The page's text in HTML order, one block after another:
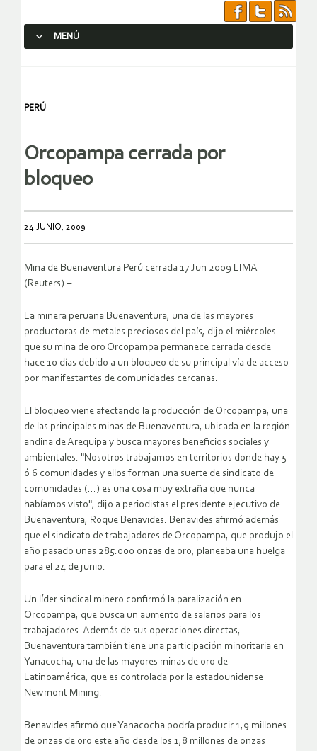
MENÚ
PERÚ
Orcopampa cerrada por
bloqueo
24 JUNIO, 2009
Mina de Buenaventura Perú cerrada 17 Jun 2009 LIMA
(Reuters) –
La minera peruana Buenaventura, una de las mayores
productoras de metales preciosos del país, dijo el miércoles
que su mina de oro Orcopampa permanece cerrada desde
hace 10 días debido a un bloqueo de su principal vía de acceso
por manifestantes de comunidades cercanas.
El bloqueo viene afectando la producción de Orcopampa, una
de las principales minas de Buenaventura, ubicada en la región
andina de Arequipa y busca mayores beneficios sociales y
ambientales. "Nosotros trabajamos en territorios donde hay 5
ó 6 comunidades y ellos forman una suerte de sindicato de
comunidades (…) es una cosa muy extraña que nunca
habíamos visto", dijo a periodistas el presidente ejecutivo de
Buenaventura, Roque Benavides. Benavides afirmó además
que el sindicato de trabajadores de Orcopampa, que produjo el
año pasado unas 285.000 onzas de oro, planeaba una huelga
para el 24 de junio.
Un líder sindical minero confirmó la paralización en
Orcopampa, que busca un aumento de salarios para los
trabajadores. Además de sus operaciones directas,
Buenaventura también tiene una participación minoritaria en
Yanacocha, una de las mayores minas de oro de
Latinoamérica, que es controlada por la estadounidense
Newmont Mining.
Benavides afirmó que Yanacocha podría producir 1,9 millones
de onzas de oro este año desde los 1,8 millones de onzas